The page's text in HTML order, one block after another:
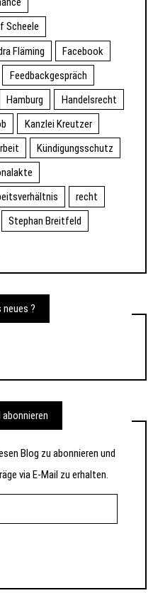
Scheele
Fläming
Facebook
Feedbackgespräch
Hamburg
Handelsrecht
Kanzlei Kreutzer
Kündigungsschutz
recht
Stephan Breitfeld
neues ?
abonnieren
Blog zu abonnieren und
via E-Mail zu erhalten.